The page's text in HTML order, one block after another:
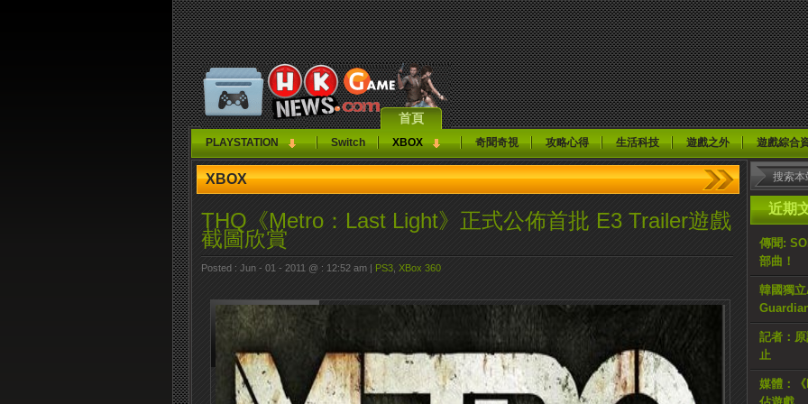
首頁
PLAYSTATION Switch XBOX 奇聞奇視 攻略心得 生活科技 遊戲之外 遊戲綜合
近期
傳聞:
部曲！
韓國獨
記者：
止
媒體：
XBOX
THQ《Metro：Last Light》正式公佈首批 E3 Trailer遊戲
截圖欣賞
Posted : Jun - 01 - 2011 @ : 12:52 am | PS3 XBox 360